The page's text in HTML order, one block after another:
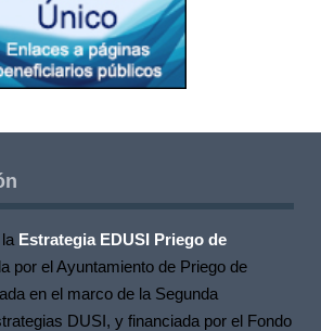
Estrategia EDUSI Priego de
por el Ayuntamiento de Priego de
en el marco de la Segunda
DUSI, y financiada por el Fondo